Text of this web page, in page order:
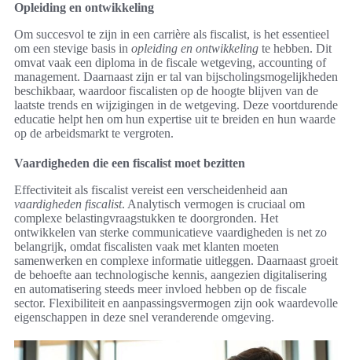
Opleiding en ontwikkeling
Om succesvol te zijn in een carrière als fiscalist, is het essentieel
om een stevige basis in opleiding en ontwikkeling te hebben. Dit
omvat vaak een diploma in de fiscale wetgeving, accounting of
management. Daarnaast zijn er tal van bijscholingsmogelijkheden
beschikbaar, waardoor fiscalisten op de hoogte blijven van de
laatste trends en wijzigingen in de wetgeving. Deze voortdurende
educatie helpt hen om hun expertise uit te breiden en hun waarde
op de arbeidsmarkt te vergroten.
Vaardigheden die een fiscalist moet bezitten
Effectiviteit als fiscalist vereist een verscheidenheid aan
vaardigheden fiscalist. Analytisch vermogen is cruciaal om
complexe belastingvraagstukken te doorgronden. Het
ontwikkelen van sterke communicatieve vaardigheden is net zo
belangrijk, omdat fiscalisten vaak met klanten moeten
samenwerken en complexe informatie uitleggen. Daarnaast groeit
de behoefte aan technologische kennis, aangezien digitalisering
en automatisering steeds meer invloed hebben op de fiscale
sector. Flexibiliteit en aanpassingsvermogen zijn ook waardevolle
eigenschappen in deze snel veranderende omgeving.